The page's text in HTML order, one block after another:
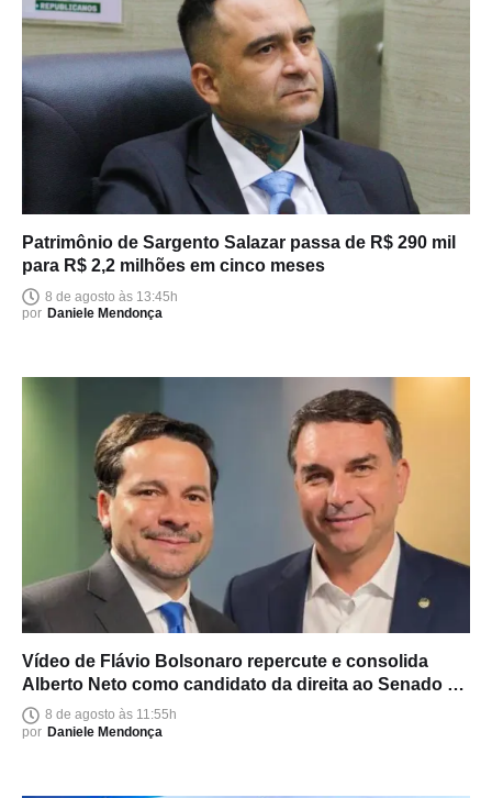
Patrimônio de Sargento Salazar passa de R$ 290 mil
para R$ 2,2 milhões em cinco meses
8 de agosto às 13:45h
por Daniele Mendonça
Vídeo de Flávio Bolsonaro repercute e consolida
Alberto Neto como candidato da direita ao Senado no
Amazonas
8 de agosto às 11:55h
por Daniele Mendonça